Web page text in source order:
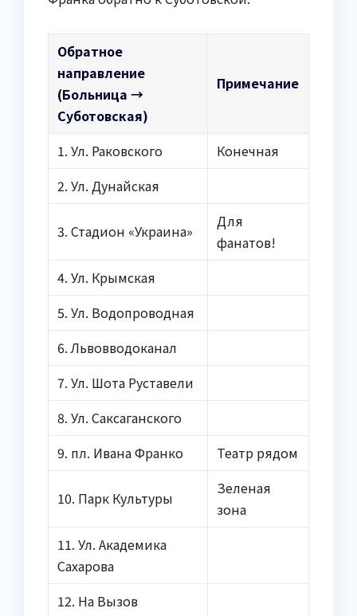
Обратное
направление
(Больница →
Суботовская)
Примечание
1. Ул. Раковского
Конечная
2. Ул. Дунайская
3. Стадион «Украина»
Для
фанатов!
4. Ул. Крымская
5. Ул. Водопроводная
6. Львовводоканал
7. Ул. Шота Руставели
8. Ул. Саксаганского
9. пл. Ивана Франко
Театр рядом
10. Парк Культуры
Зеленая
зона
11. Ул. Академика
Сахарова
12. На Вызов